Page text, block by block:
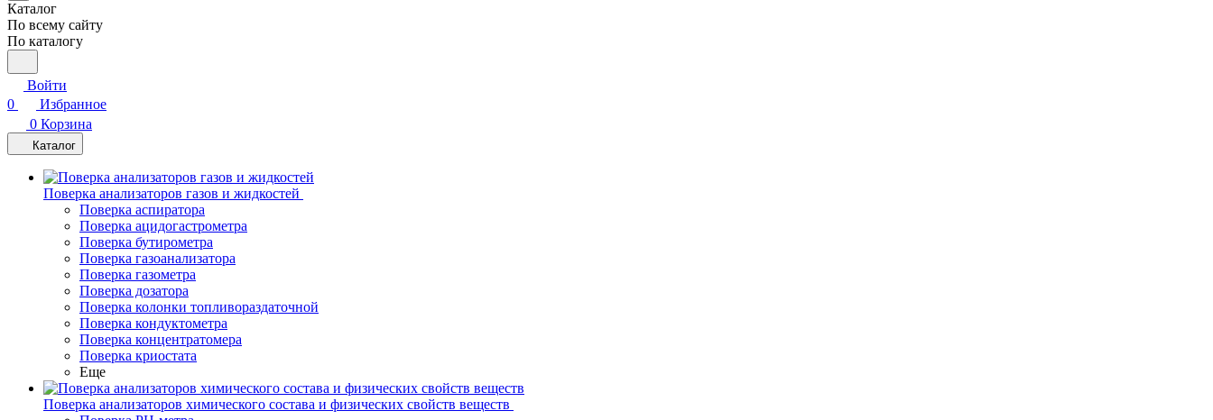
Каталог
По всему сайту
По каталогу
Войти
0
Избранное
0 Корзина
Каталог
Поверка анализаторов газов и жидкостей
Поверка аспиратора
Поверка ацидогастрометра
Поверка бутирометра
Поверка газоанализатора
Поверка газометра
Поверка дозатора
Поверка колонки топливораздаточной
Поверка кондуктометра
Поверка концентратомера
Поверка криостата
Еще
Поверка анализаторов химического состава и физических свойств веществ